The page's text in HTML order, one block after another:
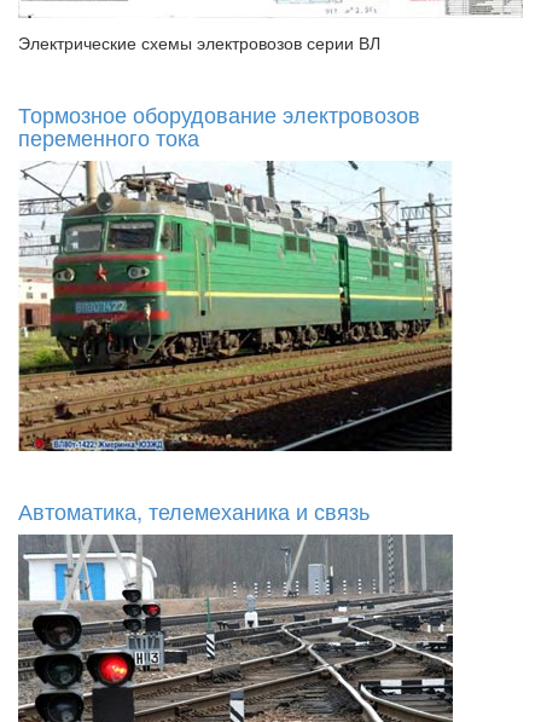
Электрические схемы электровозов серии ВЛ
Тормозное оборудование электровозов
переменного тока
Автоматика, телемеханика и связь